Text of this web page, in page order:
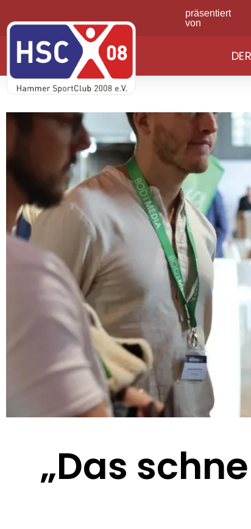
präsentiert
von
„Das